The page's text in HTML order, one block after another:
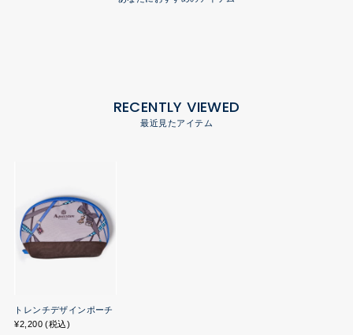
RECENTLY VIEWED
最近見たアイテム
トレンチデザインポーチ
¥2,200 (税込)